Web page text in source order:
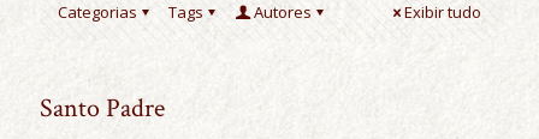
Categorias Tags Autores Exibir tudo
Santo Padre